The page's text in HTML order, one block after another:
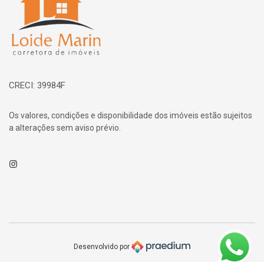
CRECI: 39984F
Os valores, condições e disponibilidade dos imóveis estão sujeitos
a alterações sem aviso prévio.
Instagram
Desenvolvido por